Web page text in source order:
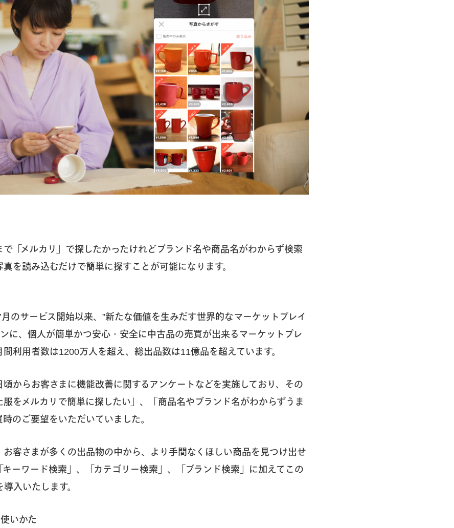
「メルカリ」で探したかったけれどブランド名や商品名がわからず検索
を読み込むだけで簡単に探すことが可能になります。
のサービス開始以来、”新たな価値を生みだす世界的なマーケットプレイ
に、個人が簡単かつ安心・安全に中古品の売買が出来るマーケットプレ
利用者数は1200万人を超え、総出品数は11億品を超えています。
からお客さまに機能改善に関するアンケートなどを実施しており、その
服をメルカリで簡単に探したい」、「商品名やブランド名がわからずうま
のご要望をいただいていました。
お客さまが多くの出品物の中から、より手間なくほしい商品を見つけ出せ
キーワード検索」、「カテゴリー検索」、「ブランド検索」に加えてこの
入いたします。
いかた